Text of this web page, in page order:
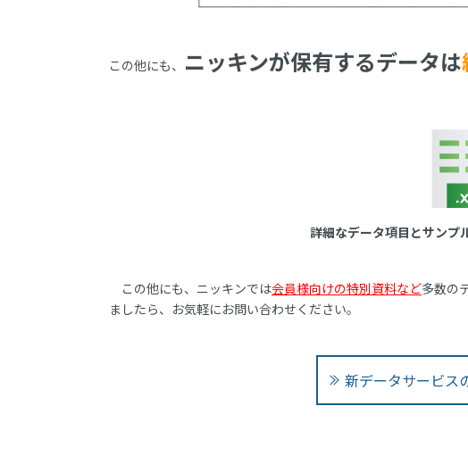
この他にも、 ニッキンが保有するデータは
詳細なデータ項目とサンプ
この他にも、ニッキンでは会員様向けの特別資料など多数の
ましたら、お気軽にお問い合わせください。
新データサービス